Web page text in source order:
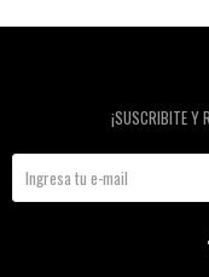
¡SUSCRIBITE Y